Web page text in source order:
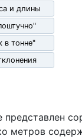
и длины
в тонне"
метров